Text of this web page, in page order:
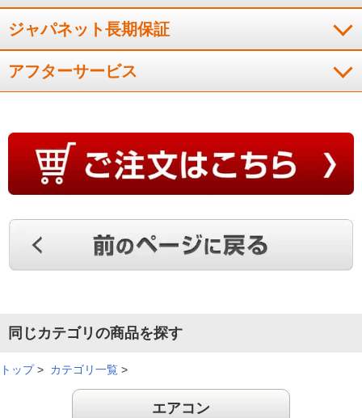
ジャパネット長期保証
アフターサービス
同じカテゴリの商品を探す
トップ> カテゴリ一覧 >
エアコン